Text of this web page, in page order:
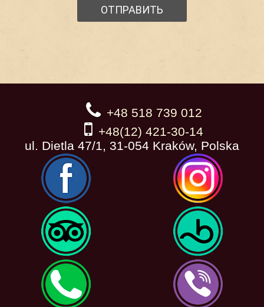
+48 518 739 012
+48(12) 421-30-14
ul. Dietla 47/1, 31-054 Kraków, Polska